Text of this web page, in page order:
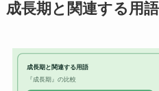
成長期と関連する用語
成長期と関連する用語
『成長期』の比較